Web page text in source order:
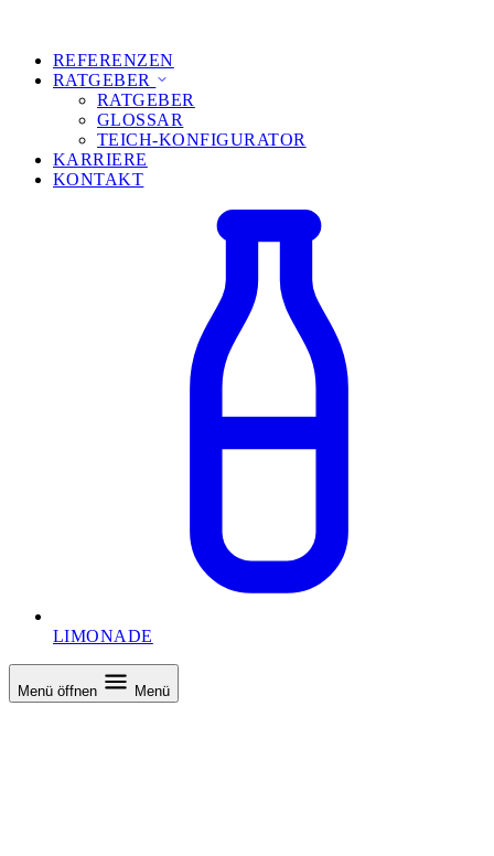
REFERENZEN
RATGEBER
RATGEBER
GLOSSAR
TEICH-KONFIGURATOR
KARRIERE
KONTAKT
LIMONADE
Menü öffnen Menü